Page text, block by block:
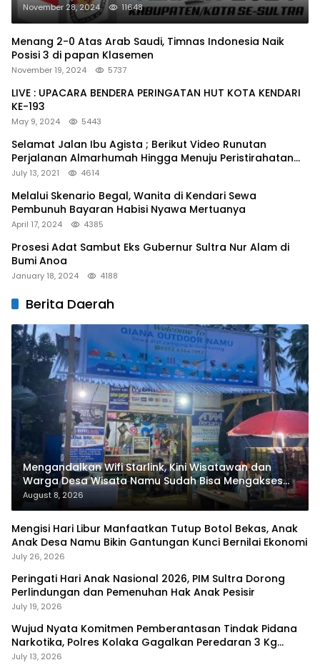
November 28, 2024 11648
Menang 2-0 Atas Arab Saudi, Timnas Indonesia Naik
Posisi 3 di papan Klasemen
November 19, 2024 5737
LIVE : UPACARA BENDERA PERINGATAN HUT KOTA KENDARI
KE-193
May 9, 2024 5443
Selamat Jalan Ibu Agista ; Berikut Video Runutan
Perjalanan Almarhumah Hingga Menuju Peristirahatan
Terakhir
July 13, 2021 4614
Melalui Skenario Begal, Wanita di Kendari Sewa
Pembunuh Bayaran Habisi Nyawa Mertuanya
April 17, 2024 4385
Prosesi Adat Sambut Eks Gubernur Sultra Nur Alam di
Bumi Anoa
January 18, 2024 4188
Berita Daerah
Mengandalkan Wifi Starlink, Kini Wisatawan dan
Warga Desa Wisata Namu Sudah Bisa Mengakses
Transaksi Digital
August 8, 2026
Mengisi Hari Libur Manfaatkan Tutup Botol Bekas, Anak
Anak Desa Namu Bikin Gantungan Kunci Bernilai Ekonomi
July 26, 2026
Peringati Hari Anak Nasional 2026, PIM Sultra Dorong
Perlindungan dan Pemenuhan Hak Anak Pesisir
July 19, 2026
Wujud Nyata Komitmen Pemberantasan Tindak Pidana
Narkotika, Polres Kolaka Gagalkan Peredaran 3 Kg
Sabu-Sabu
July 13, 2026